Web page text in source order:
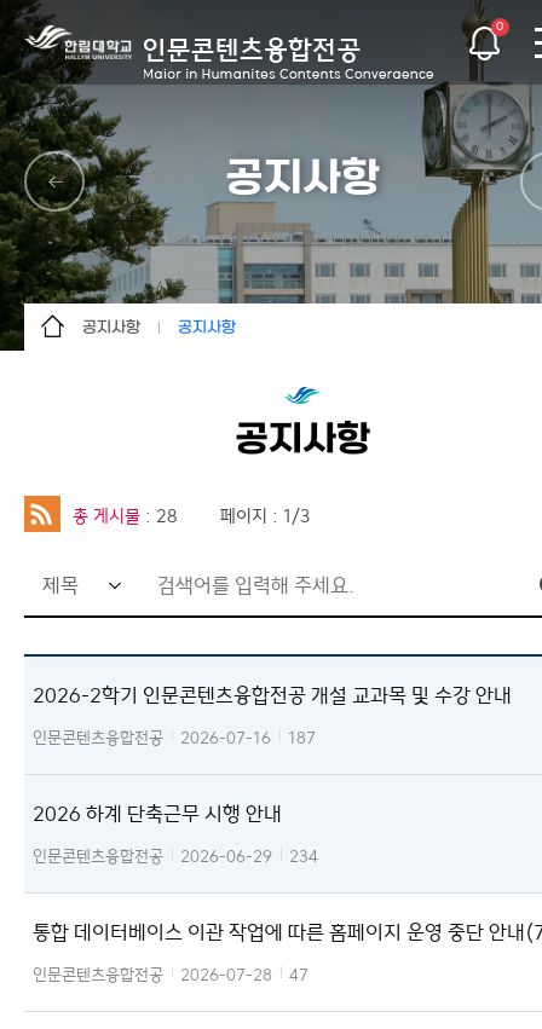
0
공지사항
공지사항 공지사항
공지사항
총 게시물 : 28 페이지 : 1/3
검
색
어
입
력
창
2026-2학기 인문콘텐츠융합전공 개설 교과목 및 수강 안내
인문콘텐츠융합전공 2026-07-16 187
2026 하계 단축근무 시행 안내
인문콘텐츠융합전공 2026-06-29 234
통합 데이터베이스 이관 작업에 따른 홈페이지 운영 중단 안내
1 18시~8/2 24시
인문콘텐츠융합전공 2026-07-28 47